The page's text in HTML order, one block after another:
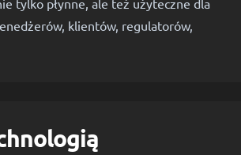
klientów, regulatorów,